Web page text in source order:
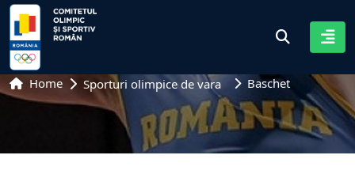
Home Sporturi olimpice de vara Baschet